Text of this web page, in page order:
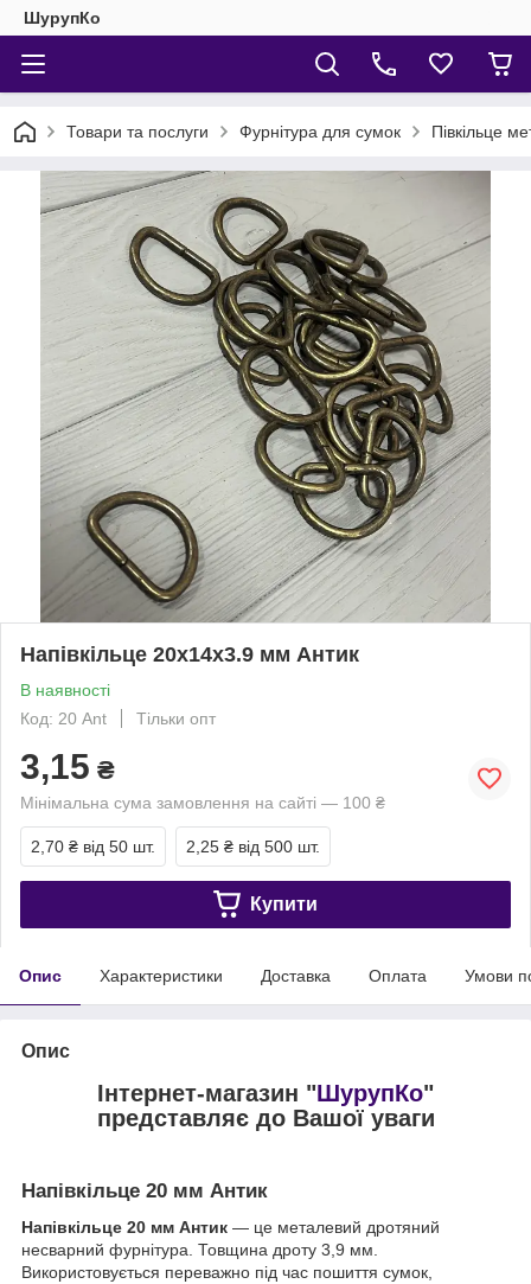
ШурупКо
Товари та послуги Фурнітура для сумок Півкільце
Напівкільце 20х14х3.9 мм Антик
В наявності
Код: 20 Ant
Тільки опт
3,15 ₴
Мінімальна сума замовлення на сайті — 100 ₴
2,70 ₴ від 50 шт. 2,25 ₴ від 500 шт.
Купити
Опис Характеристики Доставка Оплата Умови
Опис
Інтернет-магазин "ШурупКо"
представляє до Вашої уваги
Напівкільце 20 мм Антик
Напівкільце 20 мм Антик — це металевий дротяний
несварний фурнітура. Товщина дроту 3,9 мм.
Використовується переважно під час пошиття сумок,